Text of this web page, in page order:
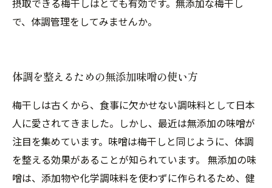
摂取できる梅干しはとても有効です。無添加な梅干し
で、体調管理をしてみませんか。
体調を整えるための無添加味噌の使い方
梅干しは古くから、食事に欠かせない調味料として日本
人に愛されてきました。しかし、最近は無添加の味噌が
注目を集めています。味噌は梅干しと同じように、体調
を整える効果があることが知られています。 無添加の味
噌は、添加物や化学調味料を使わずに作られるため、健